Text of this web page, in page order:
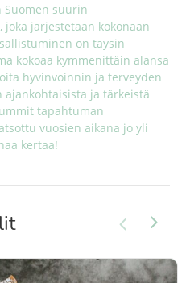
Suomen suurin
järjestetään kokonaan
on täysin
kokoaa kymmenittäin alansa
hyvinvoinnin ja terveyden
ja tärkeistä
tapahtuman
vuosien aikana jo yli
kertaa!